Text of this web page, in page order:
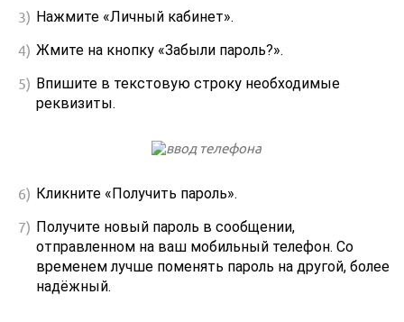
Нажмите «Личный кабинет».
Жмите на кнопку «Забыли пароль?».
Впишите в текстовую строку необходимые
реквизиты.
Кликните «Получить пароль».
Получите новый пароль в сообщении,
отправленном на ваш мобильный телефон. Со
временем лучше поменять пароль на другой, более
надёжный.